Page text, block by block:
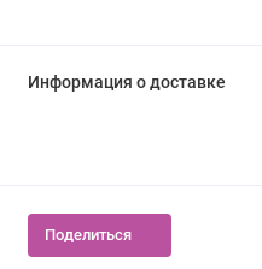
Информация о доставке
Поделиться